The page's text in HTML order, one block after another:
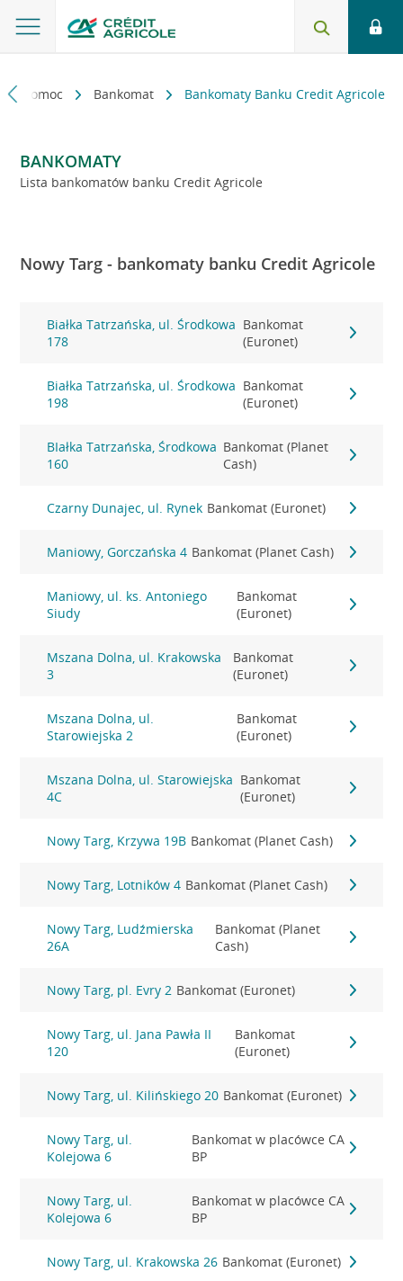
i pomoc Bankomat Bankomaty Banku Credit Agricole
BANKOMATY
Lista bankomatów banku Credit Agricole
Nowy Targ - bankomaty banku Credit Agricole
Białka Tatrzańska, ul. Środkowa
178
Bankomat
(Euronet)
Białka Tatrzańska, ul. Środkowa
198
Bankomat
(Euronet)
BIałka Tatrzańska, Środkowa
160
Bankomat (Planet
Cash)
Czarny Dunajec, ul. Rynek Bankomat (Euronet)
Maniowy, Gorczańska 4 Bankomat (Planet Cash)
Maniowy, ul. ks. Antoniego
Siudy
Bankomat
(Euronet)
Mszana Dolna, ul. Krakowska
3
Bankomat
(Euronet)
Mszana Dolna, ul.
Starowiejska 2
Bankomat
(Euronet)
Mszana Dolna, ul. Starowiejska
4C
Bankomat
(Euronet)
Nowy Targ, Krzywa 19B Bankomat (Planet Cash)
Nowy Targ, Lotników 4 Bankomat (Planet Cash)
Nowy Targ, Ludźmierska
26A
Bankomat (Planet
Cash)
Nowy Targ, pl. Evry 2 Bankomat (Euronet)
Nowy Targ, ul. Jana Pawła II
120
Bankomat
(Euronet)
Nowy Targ, ul. Kilińskiego 20 Bankomat (Euronet)
Nowy Targ, ul.
Kolejowa 6
Bankomat w placówce CA
BP
Nowy Targ, ul.
Kolejowa 6
Bankomat w placówce CA
BP
Nowy Targ, ul. Krakowska 26 Bankomat (Euronet)